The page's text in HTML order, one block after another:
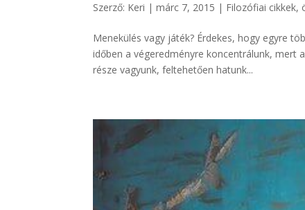
Szerző: Keri |márc 7, 2015 | Filozófiai cikkek,
Menekülés vagy játék? Érdekes, hogy egyre
időben a végeredményre koncentrálunk, mert
része vagyunk, feltehetően hatunk...